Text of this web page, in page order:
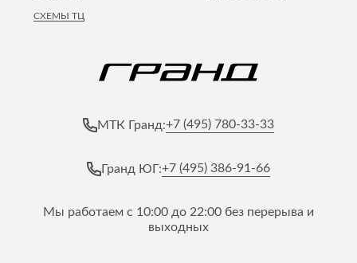
СХЕМЫ ТЦ
МТК Гранд:+7 (495) 780-33-33
Гранд ЮГ:+7 (495) 386-91-66
Мы работаем с 10:00 до 22:00 без перерыва и
выходных